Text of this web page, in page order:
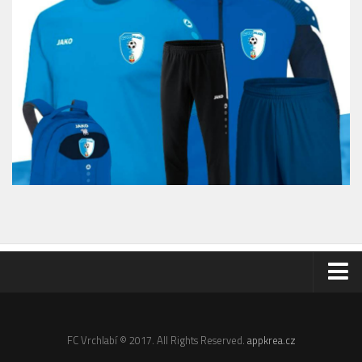
FC Vrchlabí © 2017. All Rights Reserved. appkrea.cz